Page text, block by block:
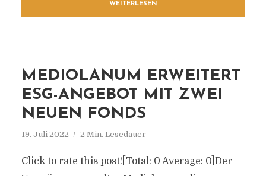
WEITERLESEN
MEDIOLANUM ERWEITERT
ESG-ANGEBOT MIT ZWEI
NEUEN FONDS
19. Juli 2022 2 Min. Lesedauer
Click to rate this post![Total: 0 Average: 0]Der